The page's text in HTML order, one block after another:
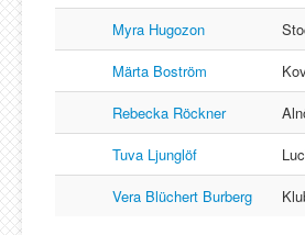
Myra Hugozon
Märta Boström
Rebecka Röckner
Tuva Ljunglöf
Vera Blüchert Burberg